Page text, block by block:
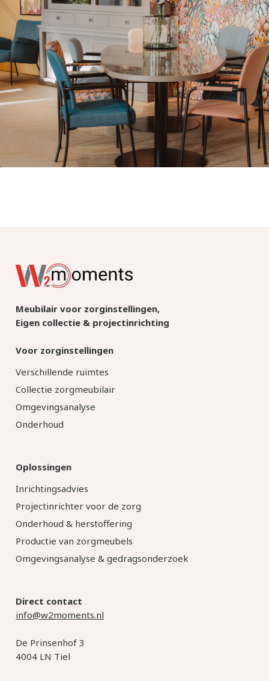
Meubilair voor zorginstellingen,
Eigen collectie & projectinrichting
Voor zorginstellingen
Verschillende ruimtes
Collectie zorgmeubilair
Omgevingsanalyse
Onderhoud
Oplossingen
Inrichtingsadvies
Projectinrichter voor de zorg
Onderhoud & herstoffering
Productie van zorgmeubels
Omgevingsanalyse & gedragsonderzoek
Direct contact
info@w2moments.nl
De Prinsenhof 3
4004 LN Tiel